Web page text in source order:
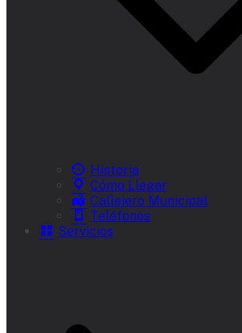
Historia
Cómo Llegar
Callejero Municipal
Teléfonos
Servicios